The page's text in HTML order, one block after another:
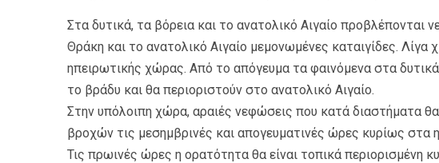
Στα δυτικά, τα βόρεια και το ανατολικό Αιγαίο προβλέπονται
Θράκη και το ανατολικό Αιγαίο μεμονωμένες καταιγίδες. Λίγα
ηπειρωτικής χώρας. Από το απόγευμα τα φαινόμενα στα
το βράδυ και θα περιοριστούν στο ανατολικό Αιγαίο.
Στην υπόλοιπη χώρα, αραιές νεφώσεις που κατά διαστήματα
βροχών τις μεσημβρινές και απογευματινές ώρες κυρίως στα
Τις πρωινές ώρες η ορατότητα θα είναι τοπικά περιορισμένη